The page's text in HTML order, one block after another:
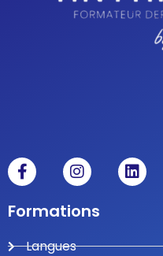
Formations
Langues